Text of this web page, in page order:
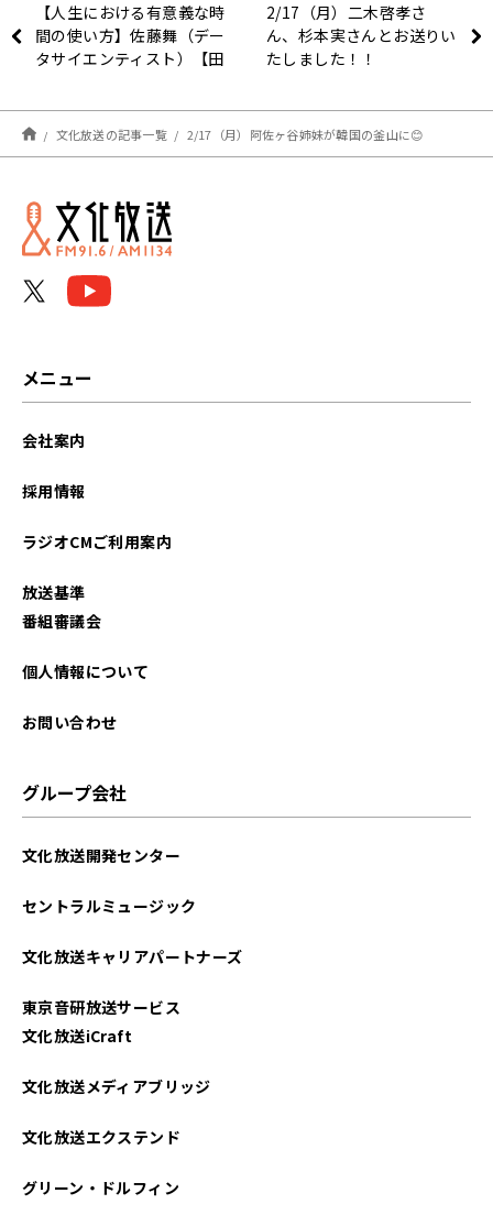
【人生における有意義な時
間の使い方】佐藤舞（デー
タサイエンティスト）【田
2月15日後半】
2/17（月）二木啓孝さ
ん、杉本実さんとお送りい
たしました！！
文化放送の記事一覧 2/17（月）阿佐ヶ谷姉妹が韓国の釜山に😊
メニュー
会社案内
採用情報
ラジオCMご利用案内
放送基準
番組審議会
個人情報について
お問い合わせ
グループ会社
文化放送開発センター
セントラルミュージック
文化放送キャリアパートナーズ
東京音研放送サービス
文化放送iCraft
文化放送メディアブリッジ
文化放送エクステンド
グリーン・ドルフィン